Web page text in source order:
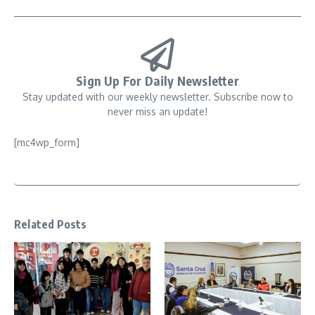
Sign Up For Daily Newsletter
Stay updated with our weekly newsletter. Subscribe now to
never miss an update!
[mc4wp_form]
Related Posts